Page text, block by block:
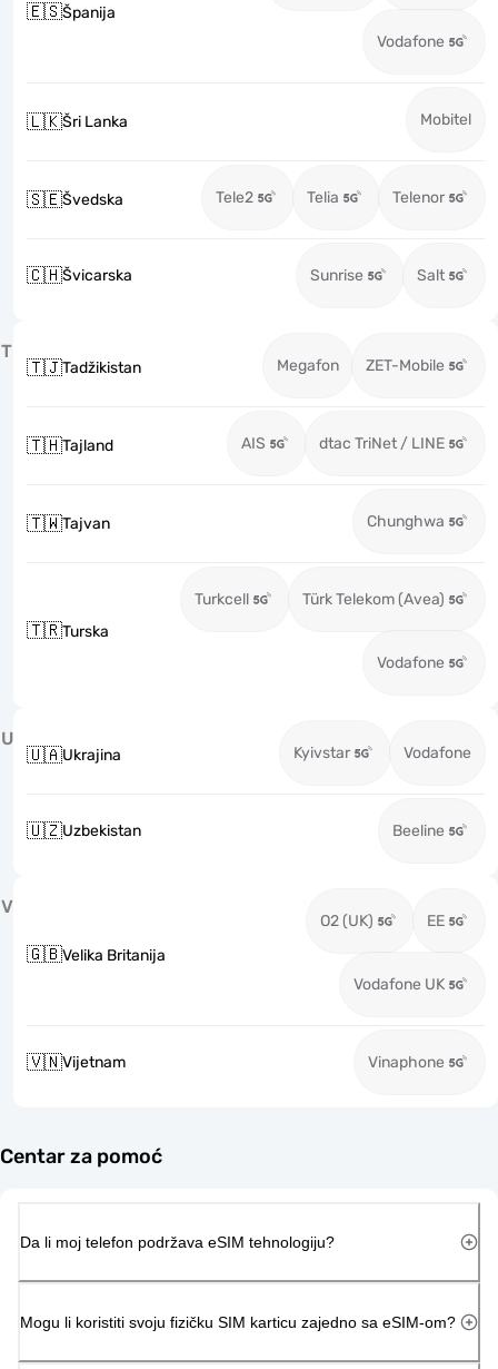
🇪🇸Španija
Vodafone
🇱🇰Šri Lanka Mobitel
🇸🇪Švedska Tele2 Telia Telenor
🇨🇭Švicarska Sunrise Salt
T
🇹🇯Tadžikistan Megafon ZET-Mobile
🇹🇭Tajland AIS dtac TriNet / LINE
🇹🇼Tajvan Chunghwa
🇹🇷Turska
Turkcell Türk Telekom (Avea)
Vodafone
U
🇺🇦Ukrajina Kyivstar Vodafone
🇺🇿Uzbekistan Beeline
V
🇬🇧Velika Britanija
O2 (UK) EE
Vodafone UK
🇻🇳Vijetnam Vinaphone
Centar za pomoć
Da li moj telefon podržava eSIM tehnologiju?
Mogu li koristiti svoju fizičku SIM karticu zajedno sa eSIM-om?